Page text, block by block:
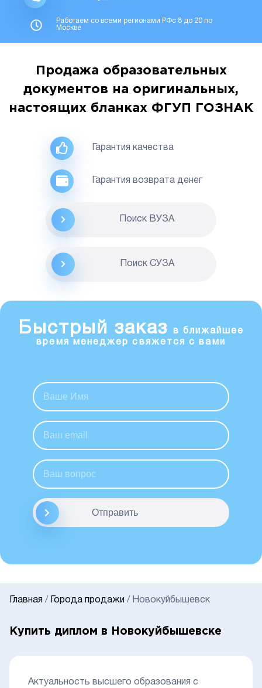
Работаем со всеми регионами РФс 8 до 20 по
Москве
Продажа образовательных
документов на оригинальных,
настоящих бланках ФГУП ГОЗНАК
Гарантия качества
Гарантия возврата денег
Поиск ВУЗА
Поиск CУЗА
Быстрый заказ
в ближайшее
время менеджер свяжется с вами
Отправить
Главная / Города продажи / Новокуйбышевск
Купить диплом в Новокуйбышевске
Актуальность высшего образования с